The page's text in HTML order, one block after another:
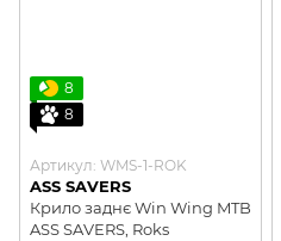
8
8
Артикул: WMS-1-ROK
ASS SAVERS
Крило заднє Win Wing MTB
ASS SAVERS, Roks